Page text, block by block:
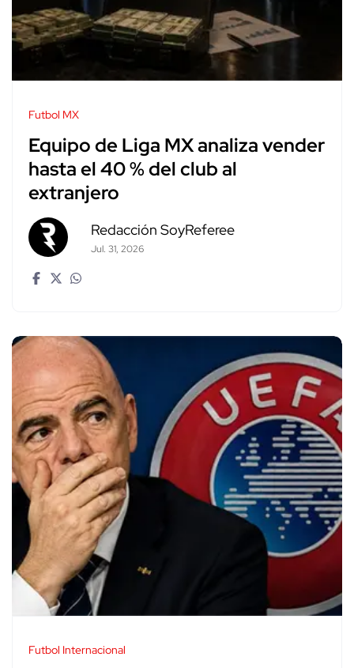
Futbol MX
Equipo de Liga MX analiza vender
hasta el 40 % del club al
extranjero
Redacción SoyReferee
Jul. 31, 2026
Futbol Internacional